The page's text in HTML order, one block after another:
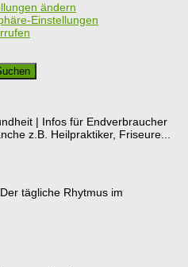
ändern
Einstellungen
| Infos für Endverbraucher
z.B. Heilpraktiker, Friseure...